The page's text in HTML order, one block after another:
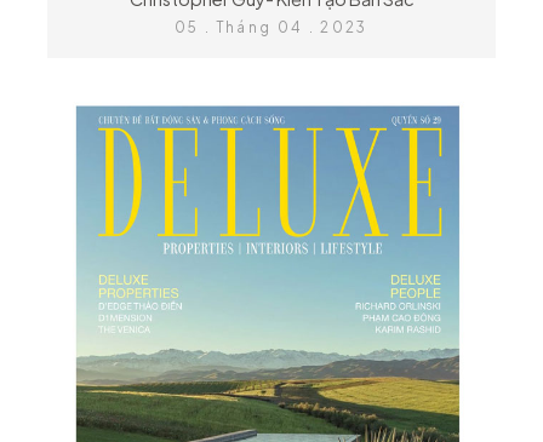
05 . Tháng 04 . 2023